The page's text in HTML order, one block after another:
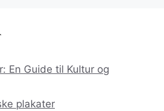
En Guide til Kultur og
plakater